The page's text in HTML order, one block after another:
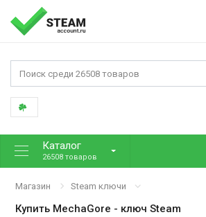
Каталог
26508 товаров
Магазин Steam ключи
Купить MechaGore - ключ Steam